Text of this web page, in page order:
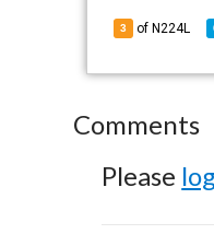
3 of N224L
Comments
Please